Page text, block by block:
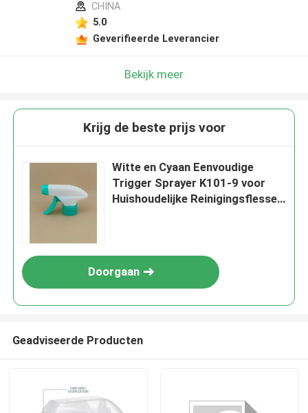
CHINA
5.0
Geverifieerde Leverancier
Bekijk meer
Krijg de beste prijs voor
Witte en Cyaan Eenvoudige
Trigger Sprayer K101-9 voor
Huishoudelijke Reinigingsflessen
Doorgaan
Geadviseerde Producten